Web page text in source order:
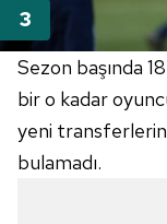
Sezon başında
bir o kadar
yeni
bulamadı.